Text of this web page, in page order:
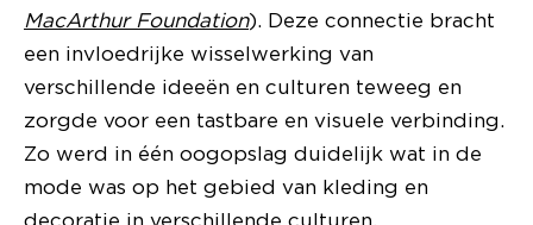
MacArthur Foundation). Deze connectie bracht
een invloedrijke wisselwerking van
verschillende ideeën en culturen teweeg en
zorgde voor een tastbare en visuele verbinding.
Zo werd in één oogopslag duidelijk wat in de
mode was op het gebied van kleding en